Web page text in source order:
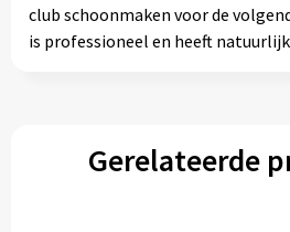
club schoonmaken voor de
is professioneel en heeft
Gerelateerde